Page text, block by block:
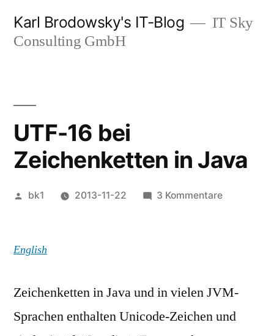
Inhalt
Karl Brodowsky's IT-Blog
IT Sky
Consulting GmbH
UTF-16 bei
Zeichenketten in Java
Veröffentlicht
bk1 2013-11-22 3 Kommentarezu
Java
English
Zeichenketten in Java und in vielen JVM-
Sprachen enthalten Unicode-Zeichen und